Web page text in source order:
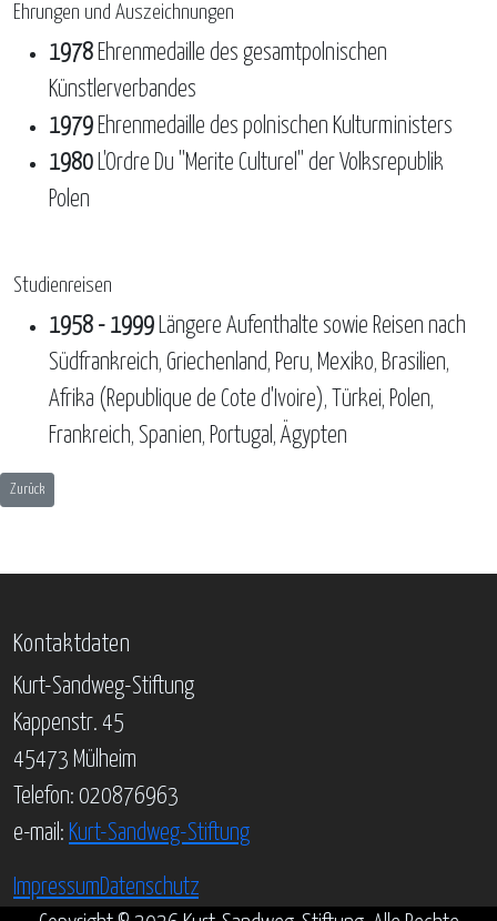
Ehrungen und Auszeichnungen
1978 Ehrenmedaille des gesamtpolnischen
Künstlerverbandes
1979 Ehrenmedaille des polnischen Kulturministers
1980 L'Ordre Du "Merite Culturel" der Volksrepublik
Polen
Studienreisen
1958 - 1999 Längere Aufenthalte sowie Reisen nach
Südfrankreich, Griechenland, Peru, Mexiko, Brasilien,
Afrika (Republique de Cote d'Ivoire), Türkei, Polen,
Frankreich, Spanien, Portugal, Ägypten
Vorheriger Beitrag: Hannes Loos
Zurück
Kontaktdaten
Kurt-Sandweg-Stiftung
Kappenstr. 45
45473 Mülheim
Telefon: 020876963
e-mail: Kurt-Sandweg-Stiftung
ImpressumDatenschutz